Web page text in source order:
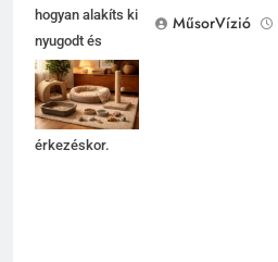
hogyan alakíts ki
nyugodt és
biztonságos
otthont egy
kiscicának
érkezéskor.
MűsorVízió